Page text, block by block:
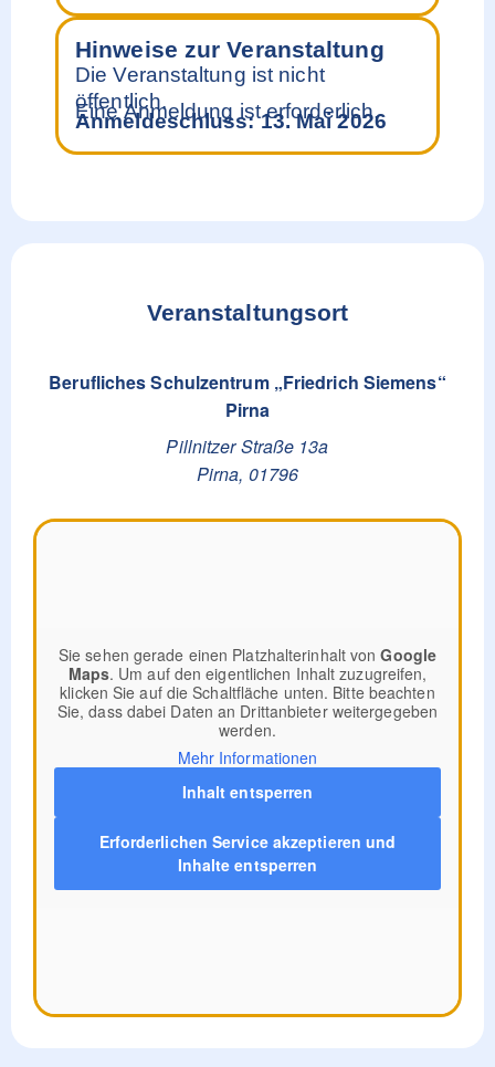
Hinweise zur Veranstaltung
Die Veranstaltung ist nicht
öffentlich.
Eine Anmeldung ist erforderlich.
Anmeldeschluss: 13. Mai 2026
Veranstaltungsort
Berufliches Schulzentrum „Friedrich Siemens“
Pirna
Pillnitzer Straße 13a
Pirna, 01796
Sie sehen gerade einen Platzhalterinhalt vonGoogle
Maps. Um auf den eigentlichen Inhalt zuzugreifen,
klicken Sie auf die Schaltfläche unten. Bitte beachten
Sie, dass dabei Daten an Drittanbieter weitergegeben
werden.
Mehr Informationen
Inhalt entsperren
Erforderlichen Service akzeptieren und
Inhalte entsperren